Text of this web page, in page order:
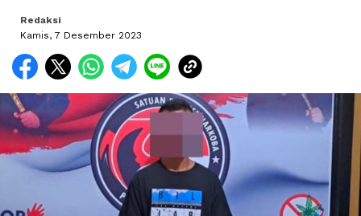
Redaksi
Kamis, 7 Desember 2023